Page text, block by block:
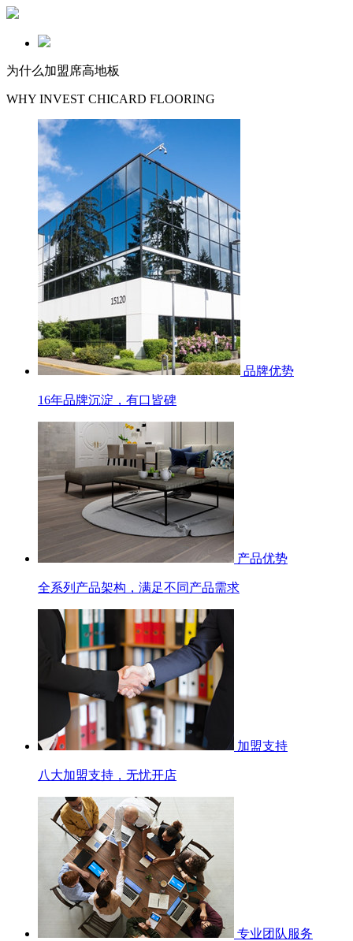
为什么加盟席高地板
WHY INVEST CHICARD FLOORING
品牌优势
16年品牌沉淀，有口皆碑
产品优势
全系列产品架构，满足不同产品需求
加盟支持
八大加盟支持，无忧开店
专业团队服务